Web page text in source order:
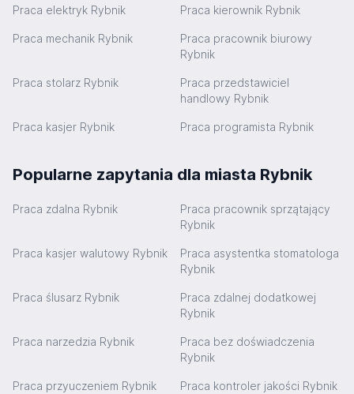
Praca elektryk Rybnik Praca kierownik Rybnik
Praca mechanik Rybnik
Praca pracownik biurowy
Rybnik
Praca stolarz Rybnik
Praca przedstawiciel
handlowy Rybnik
Praca kasjer Rybnik Praca programista Rybnik
Popularne zapytania dla miasta Rybnik
Praca zdalna Rybnik
Praca pracownik sprzątający
Rybnik
Praca kasjer walutowy Rybnik
Praca asystentka stomatologa
Rybnik
Praca ślusarz Rybnik
Praca zdalnej dodatkowej
Rybnik
Praca narzedzia Rybnik
Praca bez doświadczenia
Rybnik
Praca przyuczeniem Rybnik Praca kontroler jakości Rybnik